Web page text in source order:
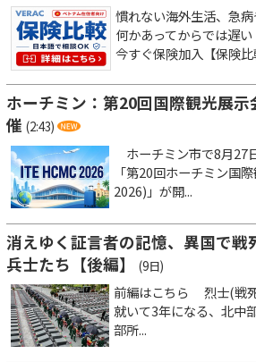
慣れない海外生活、急
何かあってからでは遅い
今すぐ保険加入【保険比
ホーチミン：第20回国際観光展
催 (2:43)
ホーチミン市で8月27
「第20回ホーチミン国
2026)」が開...
消えゆく証言者の記憶、異国で戦
兵士たち【後編】
(9日)
前編はこちら 烈士(戦
就いて3年になる、北中
部所...